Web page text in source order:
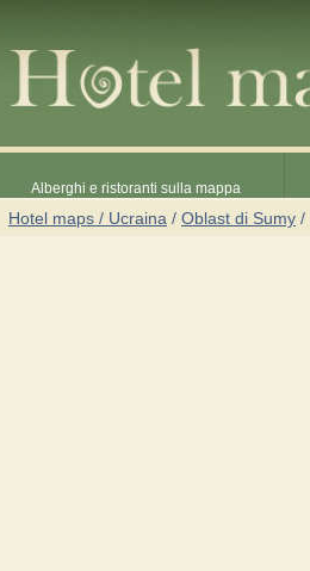
Alberghi e ristoranti sulla mappa
Hotel maps / Ucraina / Oblast di Sumy /